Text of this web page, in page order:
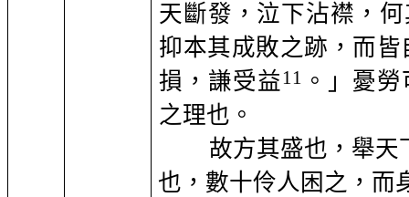
天斷發，泣下沾襟，
抑本其成敗之跡，而皆
損，謙受益 11 。」憂
之理也。
故方其盛也，舉天
也，數十伶人困之，而